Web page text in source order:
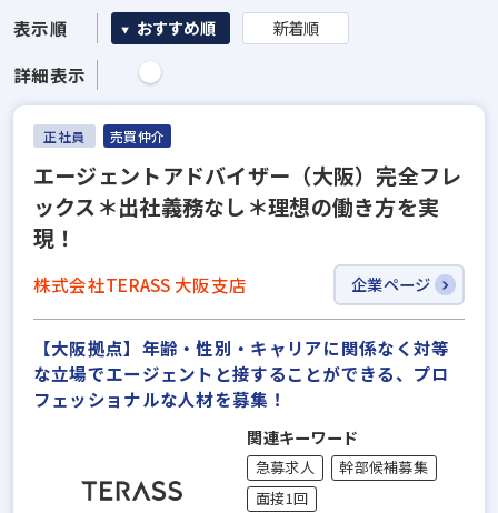
表示順 おすすめ順 新着順
詳細表示
正社員 売買仲介
エージェントアドバイザー（大阪）完全フレ
ックス＊出社義務なし＊理想の働き方を実
現！
株式会社TERASS 大阪支店 企業ページ
【大阪拠点】年齢・性別・キャリアに関係なく対等
な立場でエージェントと接することができる、プロ
フェッショナルな人材を募集！
関連キーワード
急募求人
幹部候補募集
面接1回